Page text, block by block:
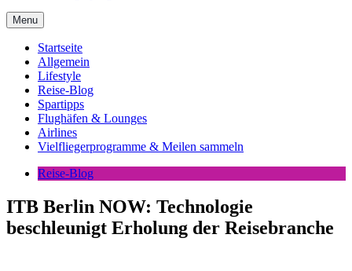
Menu
Startseite
Allgemein
Lifestyle
Reise-Blog
Spartipps
Flughäfen & Lounges
Airlines
Vielfliegerprogramme & Meilen sammeln
Reise-Blog
ITB Berlin NOW: Technologie
beschleunigt Erholung der Reisebranche